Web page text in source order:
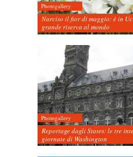
Photogallery
Narciso il fior di maggio: è in
grande riserva al mondo
Photogallery
Reportage dagli States: le tre
giornate di Washington